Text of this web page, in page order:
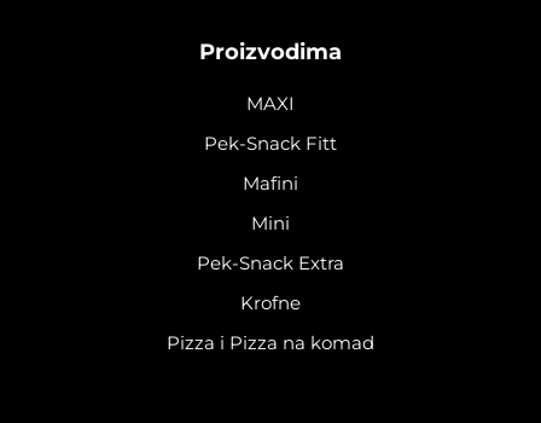
Proizvodima
MAXI
Pek-Snack Fitt
Mafini
Mini
Pek-Snack Extra
Krofne
Pizza i Pizza na komad